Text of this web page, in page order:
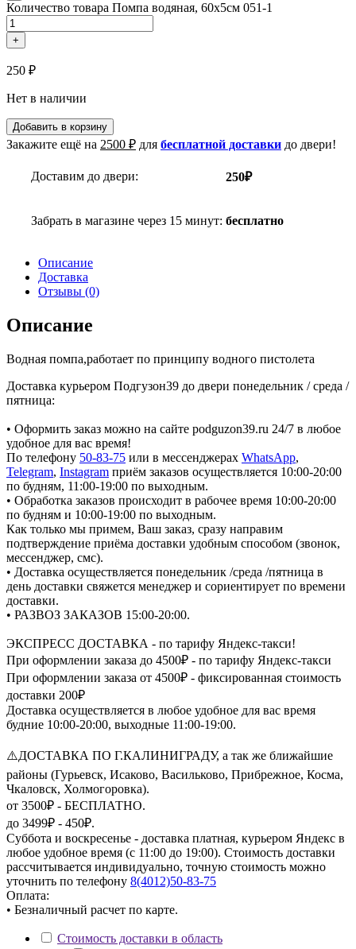
Количество товара Помпа водяная, 60х5см 051-1
+
250 ₽
Нет в наличии
Добавить в корзину
Закажите ещё на 2500 ₽ для бесплатной доставки до двери!
Доставим до двери: 250₽
Забрать в магазине через 15 минут: бесплатно
Описание
Доставка
Отзывы (0)
Описание
Водная помпа,работает по принципу водного пистолета
Доставка курьером Подгузон39 до двери понедельник / среда /
пятница:
• Оформить заказ можно на сайте podguzon39.ru 24/7 в любое
удобное для вас время!
По телефону 50-83-75 или в мессенджерах WhatsApp,
Telegram, Instagram приём заказов осуществляется 10:00-20:00
по будням, 11:00-19:00 по выходным.
• Обработка заказов происходит в рабочее время 10:00-20:00
по будням и 10:00-19:00 по выходным.
Как только мы примем, Ваш заказ, сразу направим
подтверждение приёма доставки удобным способом (звонок,
мессенджер, смс).
• Доставка осуществляется понедельник /среда /пятница в
день доставки свяжется менеджер и сориентирует по времени
доставки.
• РАЗВОЗ ЗАКАЗОВ 15:00-20:00.
ЭКСПРЕСС ДОСТАВКА - по тарифу Яндекс-такси!
При оформлении заказа до 4500₽ - по тарифу Яндекс-такси
При оформлении заказа от 4500₽ - фиксированная стоимость
доставки 200₽
Доставка осуществляется в любое удобное для вас время
будние 10:00-20:00, выходные 11:00-19:00.
⚠️ДОСТАВКА ПО Г.КАЛИНИГРАДУ, а так же ближайшие
районы (Гурьевск, Исаково, Васильково, Прибрежное, Косма,
Чкаловск, Холмогоровка).
от 3500₽ - БЕСПЛАТНО.
до 3499₽ - 450₽.
Суббота и воскресенье - доставка платная, курьером Яндекс в
любое удобное время (с 11:00 до 19:00). Стоимость доставки
рассчитывается индивидуально, точную стоимость можно
уточнить по телефону 8(4012)50-83-75
Оплата:
• Безналичный расчет по карте.
Стоимость доставки в область